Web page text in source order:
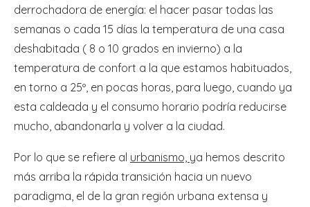
derrochadora de energía: el hacer pasar todas las
semanas o cada 15 días la temperatura de una casa
deshabitada ( 8 o 10 grados en invierno) a la
temperatura de confort a la que estamos habituados,
en torno a 25º, en pocas horas, para luego, cuando ya
esta caldeada y el consumo horario podría reducirse
mucho, abandonarla y volver a la ciudad.
Por lo que se refiere al urbanismo, ya hemos descrito
más arriba la rápida transición hacia un nuevo
paradigma, el de la gran región urbana extensa y